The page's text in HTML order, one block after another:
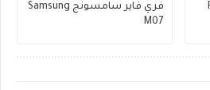
فري فاير سامسونج Samsung
M07